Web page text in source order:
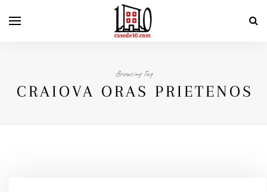
Browsing Tag
CRAIOVA ORAS PRIETENOS